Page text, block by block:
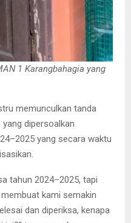
1 Karangbahagia yang
memunculkan tanda
dipersoalkan
yang secara waktu
tahun 2024–2025, tapi
kami semakin
dan diperiksa, kenapa